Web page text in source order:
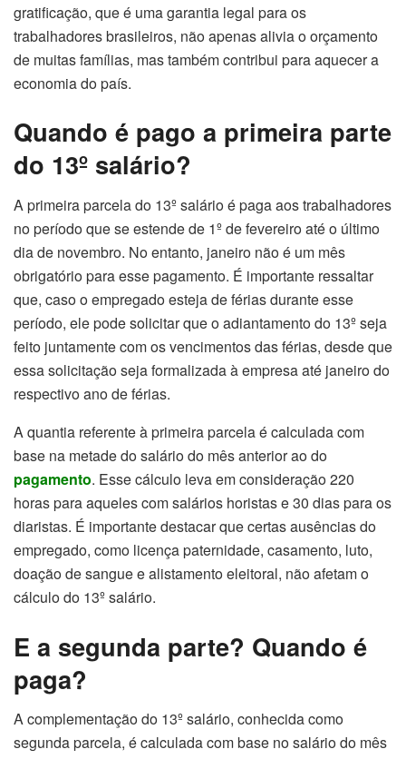
gratificação, que é uma garantia legal para os
trabalhadores brasileiros, não apenas alivia o orçamento
de muitas famílias, mas também contribui para aquecer a
economia do país.
Quando é pago a primeira parte
do 13º salário?
A primeira parcela do 13º salário é paga aos trabalhadores
no período que se estende de 1º de fevereiro até o último
dia de novembro. No entanto, janeiro não é um mês
obrigatório para esse pagamento. É importante ressaltar
que, caso o empregado esteja de férias durante esse
período, ele pode solicitar que o adiantamento do 13º seja
feito juntamente com os vencimentos das férias, desde que
essa solicitação seja formalizada à empresa até janeiro do
respectivo ano de férias.
A quantia referente à primeira parcela é calculada com
base na metade do salário do mês anterior ao do
pagamento. Esse cálculo leva em consideração 220
horas para aqueles com salários horistas e 30 dias para os
diaristas. É importante destacar que certas ausências do
empregado, como licença paternidade, casamento, luto,
doação de sangue e alistamento eleitoral, não afetam o
cálculo do 13º salário.
E a segunda parte? Quando é
paga?
A complementação do 13º salário, conhecida como
segunda parcela, é calculada com base no salário do mês